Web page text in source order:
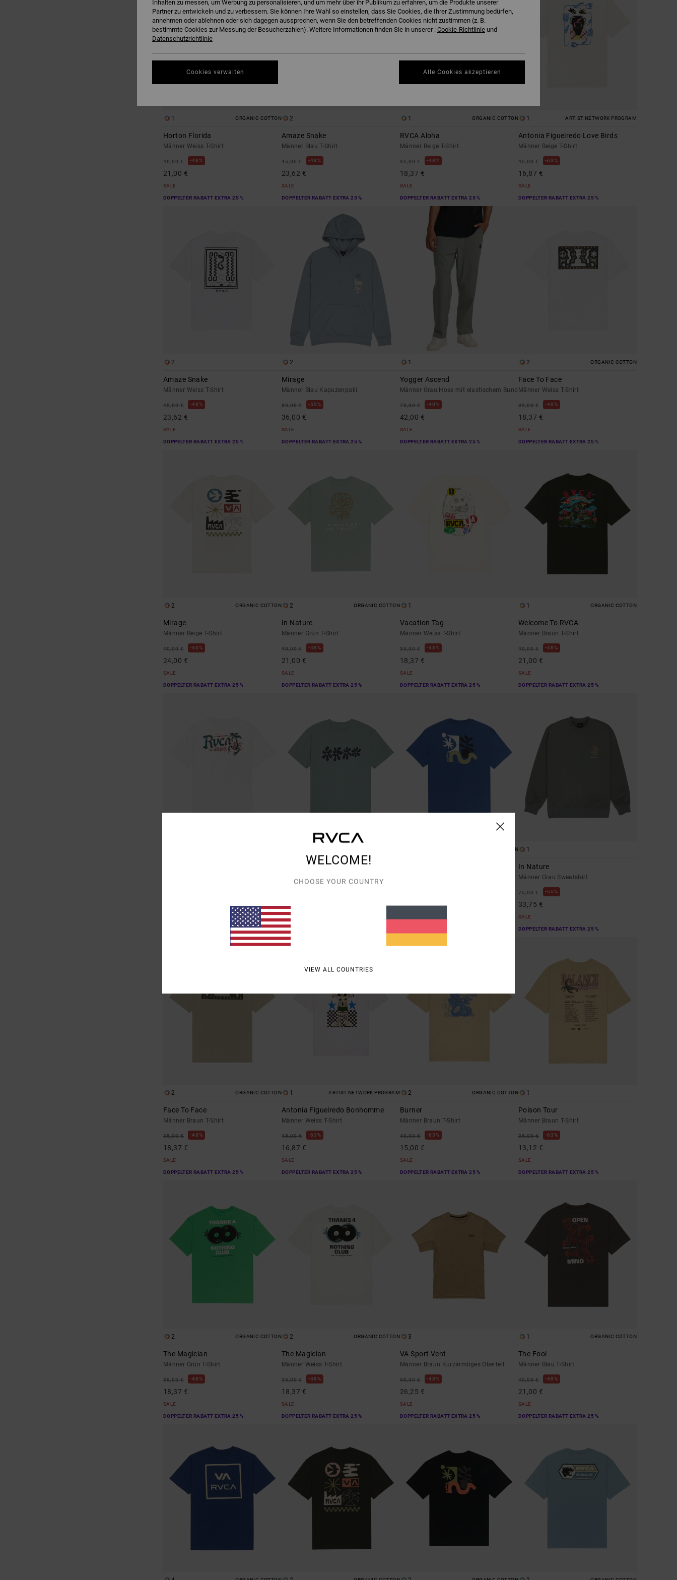
1 ORGANIC COTTON
Horton Florida
Männer Weiss T-Shirt
40,00 € 48%
21,00 €
SALE
DOPPELTER RABATT EXTRA 25 %
2
Amaze Snake
Männer Blau T-Shirt
45,00 € 48%
23,62 €
SALE
DOPPELTER RABATT EXTRA 25 %
1 ORGANIC COTTON
RVCA Aloha
Männer Beige T-Shirt
35,00 € 48%
18,37 €
SALE
DOPPELTER RABATT EXTRA 25 %
1 ARTIST NETWORK PROGRAM
Antonia Figueiredo Love Birds
Männer Beige T-Shirt
45,00 € 63%
16,87 €
SALE
DOPPELTER RABATT EXTRA 25 %
2
Amaze Snake
Männer Weiss T-Shirt
45,00 € 48%
23,62 €
SALE
DOPPELTER RABATT EXTRA 25 %
2
Mirage
Männer Blau Kapuzenpulli
80,00 € 55%
36,00 €
SALE
DOPPELTER RABATT EXTRA 25 %
1
Yogger Ascend
Männer Grau Hose mit elastischem Bund
70,00 € 40%
42,00 €
SALE
DOPPELTER RABATT EXTRA 25 %
2 ORGANIC COTTON
Face To Face
Männer Weiss T-Shirt
35,00 € 48%
18,37 €
SALE
DOPPELTER RABATT EXTRA 25 %
2 ORGANIC COTTON
Mirage
Männer Beige T-Shirt
40,00 € 40%
24,00 €
SALE
DOPPELTER RABATT EXTRA 25 %
2 ORGANIC COTTON
In Nature
Männer Grün T-Shirt
40,00 € 48%
21,00 €
SALE
DOPPELTER RABATT EXTRA 25 %
1
Vacation Tag
Männer Weiss T-Shirt
35,00 € 48%
18,37 €
SALE
DOPPELTER RABATT EXTRA 25 %
1 ORGANIC COTTON
Welcome To RVCA
Männer Braun T-Shirt
40,00 € 48%
21,00 €
SALE
DOPPELTER RABATT EXTRA 25 %
DOPPELTER RABATT EXTRA 25 %
Bryce Bloom
Männer Blau T-Shirt
21,00 €
SALE
DOPPELTER RABATT EXTRA 25 %
ORGANIC COTTON
21,00 €
1
In Nature
Männer Grau Sweatshirt
75,00 € 55%
33,75 €
SALE
DOPPELTER RABATT EXTRA 25 %
2 ORGANIC COTTON
Face To Face
Männer Braun T-Shirt
35,00 € 48%
18,37 €
SALE
DOPPELTER RABATT EXTRA 25 %
1 ARTIST NETWORK PROGRAM
Antonia Figueiredo Bonhomme
Männer Weiss T-Shirt
45,00 € 63%
16,87 €
SALE
DOPPELTER RABATT EXTRA 25 %
2 ORGANIC COTTON
Burner
Männer Braun T-Shirt
40,00 € 63%
15,00 €
SALE
DOPPELTER RABATT EXTRA 25 %
1
Poison Tour
Männer Braun T-Shirt
35,00 € 63%
13,12 €
SALE
DOPPELTER RABATT EXTRA 25 %
2 ORGANIC COTTON
The Magician
Männer Grün T-Shirt
35,00 € 48%
18,37 €
SALE
DOPPELTER RABATT EXTRA 25 %
2 ORGANIC COTTON
The Magician
Männer Weiss T-Shirt
35,00 € 48%
18,37 €
SALE
DOPPELTER RABATT EXTRA 25 %
3
VA Sport Vent
Männer Braun Kurzärmliges Oberteil
50,00 € 48%
26,25 €
SALE
DOPPELTER RABATT EXTRA 25 %
1 ORGANIC COTTON
The Fool
Männer Blau T-Shirt
40,00 € 48%
21,00 €
SALE
DOPPELTER RABATT EXTRA 25 %
WELCOME!
CHOOSE YOUR COUNTRY
VIEW ALL COUNTRIES
Inhalten zu messen, um Werbung zu personalisieren, und um mehr über ihr Publikum zu erfahren, um die Produkte unserer
Partner zu entwickeln und zu verbessern. Sie können Ihre Wahl so einstellen, dass Sie Cookies, die Ihrer Zustimmung bedürfen,
annehmen oder ablehnen oder sich dagegen aussprechen, wenn Sie den betreffenden Cookies nicht zustimmen (z. B.
bestimmte Cookies zur Messung der Besucherzahlen). Weitere Informationen finden Sie in unserer : Cookie-Richtlinie und
Datenschutzrichtlinie
Cookies verwalten Alle Cookies akzeptieren